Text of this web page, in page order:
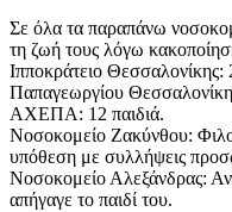
Σε όλα τα παραπάνω
τη ζωή τους λόγω
Ιπποκράτειο Θεσσαλονίκης:
Παπαγεωργίου
ΑΧΕΠΑ: 12 παιδιά.
Νοσοκομείο Ζακύνθου:
υπόθεση με συλλήψεις
Νοσοκομείο Αλεξάνδρας:
απήγαγε το παιδί του.